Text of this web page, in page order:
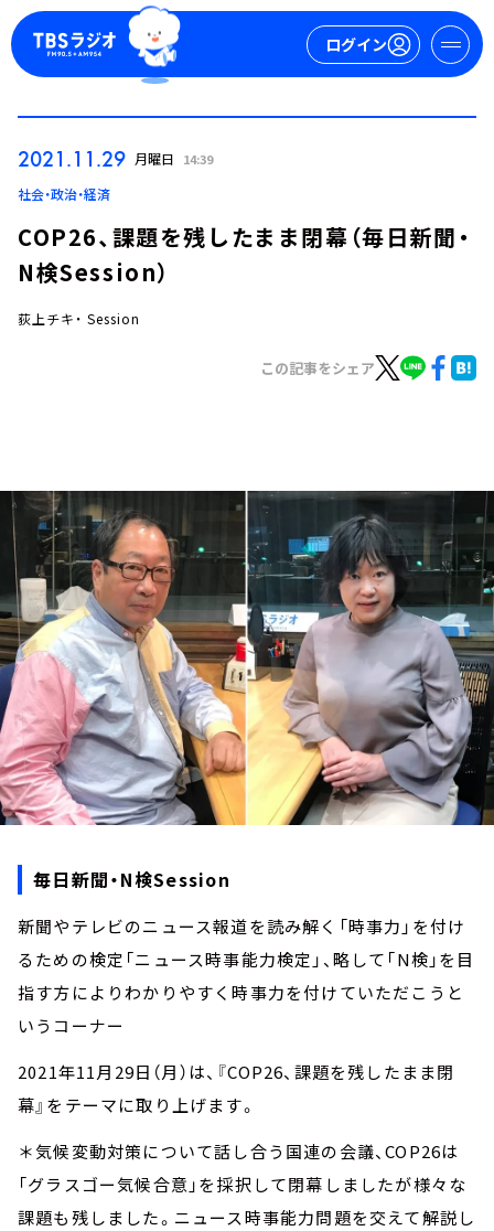
ログイン
お知らせ
イベント・グッズ
YouTube
会社情報
2021.11.29 月曜日 14:39
社会・政治・経済
COP26、課題を残したまま閉幕（毎日新聞・
N検Session）
荻上チキ・ Session
この記事をシェア
毎日新聞・N検Session
新聞やテレビのニュース報道を読み解く「時事力」を付け
るための検定「ニュース時事能力検定」、略して「N検」を目
指す方によりわかりやすく時事力を付けていただこうと
いうコーナー
2021年11月29日（月）は、『COP26、課題を残したまま閉
幕』をテーマに取り上げます。
＊気候変動対策について話し合う国連の会議、COP26は
「グラスゴー気候合意」を採択して閉幕しましたが様々な
課題も残しました。ニュース時事能力問題を交えて解説し